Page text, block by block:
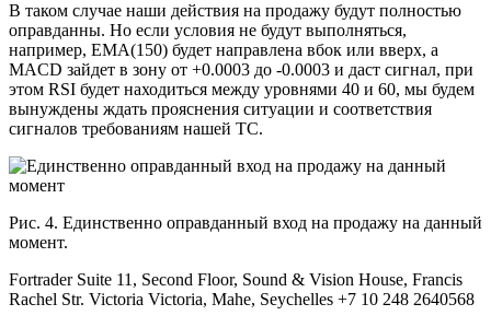
В таком случае наши действия на продажу будут полностью
оправданны. Но если условия не будут выполняться,
например, ЕМА(150) будет направлена вбок или вверх, а
MACD зайдет в зону от +0.0003 до -0.0003 и даст сигнал, при
этом RSI будет находиться между уровнями 40 и 60, мы будем
вынуждены ждать прояснения ситуации и соответствия
сигналов требованиям нашей ТС.
Рис. 4. Единственно оправданный вход на продажу на данный
момент.
Fortrader Suite 11, Second Floor, Sound & Vision House, Francis
Rachel Str. Victoria Victoria, Mahe, Seychelles +7 10 248 2640568